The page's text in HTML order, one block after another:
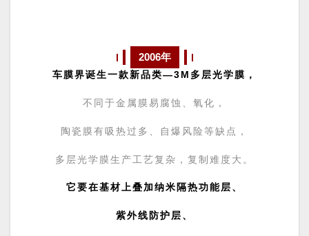
2006年
车膜界诞生一款新品类—3M多层光学膜 ，
不同于金属膜易腐蚀、氧化，
陶瓷膜有吸热过多、自爆风险等缺点，
多层光学膜生产工艺复杂，复制难度大。
它要在基材上叠加纳米 隔热功能层、
紫外线防护层、